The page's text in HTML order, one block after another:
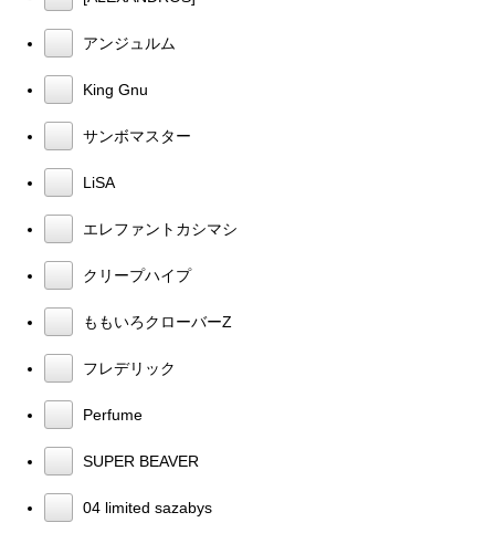
アンジュルム
King Gnu
サンボマスター
LiSA
エレファントカシマシ
クリープハイプ
ももいろクローバーZ
フレデリック
Perfume
SUPER BEAVER
04 limited sazabys